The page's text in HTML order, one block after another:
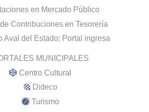
en Mercado Público
Contribuciones en Tesorería
Aval del Estado; Portal ingresa
MUNICIPALES
Centro Cultural
Dideco
Turismo